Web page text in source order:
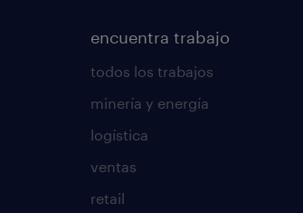
encuentra trabajo
todos los trabajos
minería y energía
logística
ventas
retail